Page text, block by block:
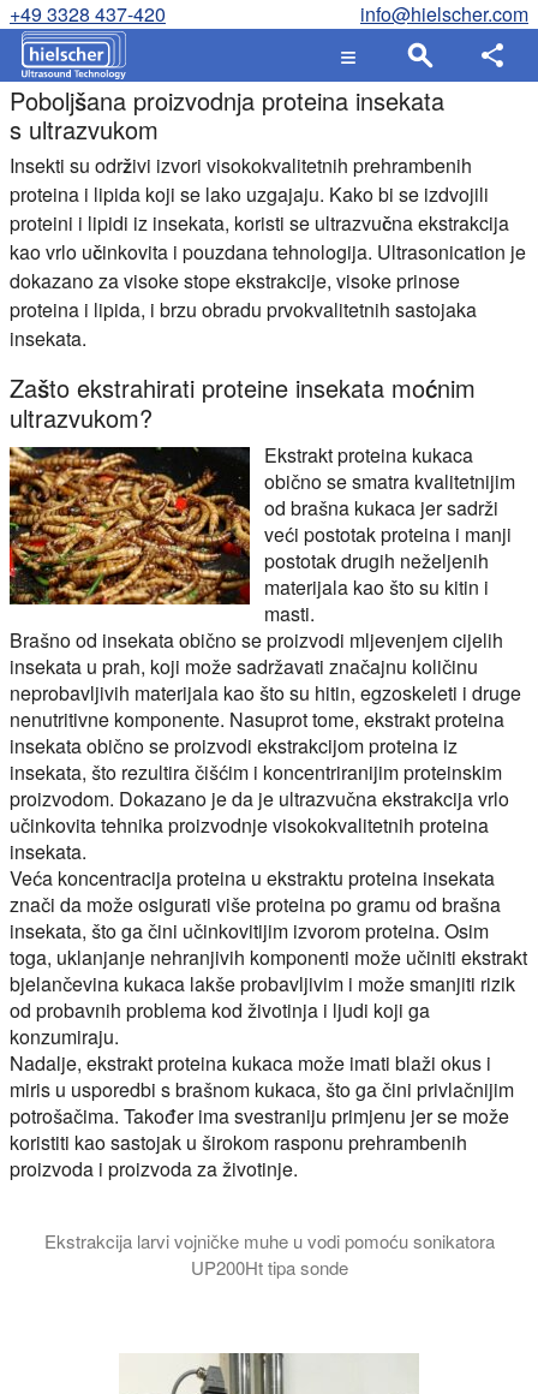
+49 3328 437-420 info@hielscher.com
Poboljšana proizvodnja proteina insekata
s ultrazvukom
Insekti su održivi izvori visokokvalitetnih prehrambenih
proteina i lipida koji se lako uzgajaju. Kako bi se izdvojili
proteini i lipidi iz insekata, koristi se ultrazvučna ekstrakcija
kao vrlo učinkovita i pouzdana tehnologija. Ultrasonication je
dokazano za visoke stope ekstrakcije, visoke prinose
proteina i lipida, i brzu obradu prvokvalitetnih sastojaka
insekata.
Zašto ekstrahirati proteine insekata moćnim
ultrazvukom?
Ekstrakt proteina kukaca
obično se smatra kvalitetnijim
od brašna kukaca jer sadrži
veći postotak proteina i manji
postotak drugih neželjenih
materijala kao što su kitin i
masti.
Brašno od insekata obično se proizvodi mljevenjem cijelih
insekata u prah, koji može sadržavati značajnu količinu
neprobavljivih materijala kao što su hitin, egzoskeleti i druge
nenutritivne komponente. Nasuprot tome, ekstrakt proteina
insekata obično se proizvodi ekstrakcijom proteina iz
insekata, što rezultira čišćim i koncentriranijim proteinskim
proizvodom. Dokazano je da je ultrazvučna ekstrakcija vrlo
učinkovita tehnika proizvodnje visokokvalitetnih proteina
insekata.
Veća koncentracija proteina u ekstraktu proteina insekata
znači da može osigurati više proteina po gramu od brašna
insekata, što ga čini učinkovitijim izvorom proteina. Osim
toga, uklanjanje nehranjivih komponenti može učiniti ekstrakt
bjelančevina kukaca lakše probavljivim i može smanjiti rizik
od probavnih problema kod životinja i ljudi koji ga
konzumiraju.
Nadalje, ekstrakt proteina kukaca može imati blaži okus i
miris u usporedbi s brašnom kukaca, što ga čini privlačnijim
potrošačima. Također ima svestraniju primjenu jer se može
koristiti kao sastojak u širokom rasponu prehrambenih
proizvoda i proizvoda za životinje.
Ekstrakcija larvi vojničke muhe u vodi pomoću sonikatora
UP200Ht tipa sonde